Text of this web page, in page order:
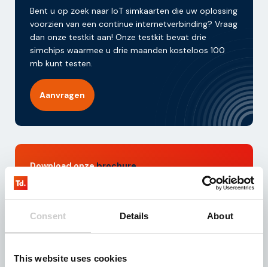
Consent Details About
This website uses cookies
Bent u op zoek naar IoT simkaarten die uw oplossing
voorzien van een continue internetverbinding? Vraag
dan onze testkit aan! Onze testkit bevat drie
simchips waarmee u drie maanden kosteloos 100
mb kunt testen.
Aanvragen
Download onzebrochure
Bent u op zoek naar een geschikte IoT partner voor
uw bedrijfsactiviteiten? Download dan deze
brochure en ontvang direct toegang tot waardevolle